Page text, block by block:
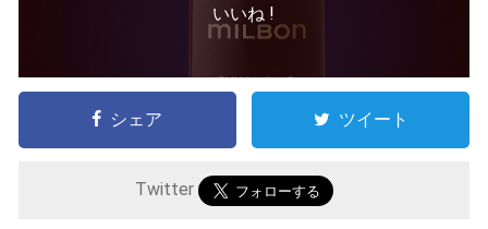
いいね !
シェア ツイート
Twitter